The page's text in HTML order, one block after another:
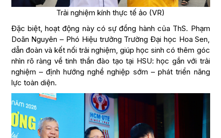
Trải nghiệm kính thực tế ảo (VR)
Đặc biệt, hoạt động này có sự đồng hành của ThS. Phạm
Doãn Nguyên – Phó Hiệu trưởng Trường Đại học Hoa Sen,
dẫn đoàn và kết nối trải nghiệm, giúp học sinh có thêm góc
nhìn rõ ràng về tinh thần đào tạo tại HSU: học gắn với trải
nghiệm – định hướng nghề nghiệp sớm – phát triển năng
lực toàn diện.